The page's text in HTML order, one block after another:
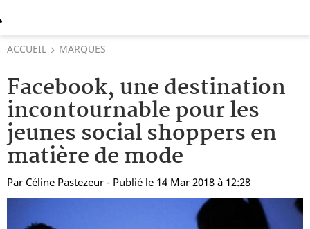
ACCUEIL MARQUES
Facebook, une destination
incontournable pour les
jeunes social shoppers en
matière de mode
Par Céline Pastezeur - Publié le 14 Mar 2018 à 12:28